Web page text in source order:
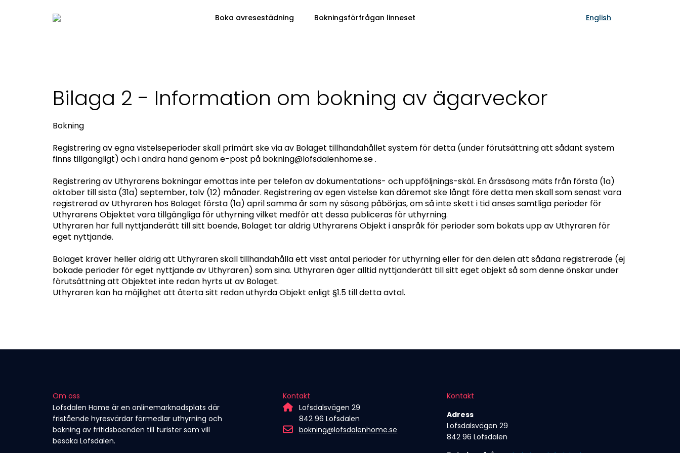
Boka avresestädning Bokningsförfrågan linneset English
Bilaga 2 - Information om bokning av ägarveckor
Bokning
Registrering av egna vistelseperioder skall primärt ske via av Bolaget tillhandahållet system för detta (under förutsättning att sådant system
finns tillgängligt) och i andra hand genom e-post på bokning@lofsdalenhome.se .
Registrering av Uthyrarens bokningar emottas inte per telefon av dokumentations- och uppföljnings-skäl. En årssäsong mäts från första (1a)
oktober till sista (31a) september, tolv (12) månader. Registrering av egen vistelse kan däremot ske långt före detta men skall som senast vara
registrerad av Uthyraren hos Bolaget första (1a) april samma år som ny säsong påbörjas, om så inte skett i tid anses samtliga perioder för
Uthyrarens Objektet vara tillgängliga för uthyrning vilket medför att dessa publiceras för uthyrning.
Uthyraren har full nyttjanderätt till sitt boende, Bolaget tar aldrig Uthyrarens Objekt i anspråk för perioder som bokats upp av Uthyraren för
eget nyttjande.
Bolaget kräver heller aldrig att Uthyraren skall tillhandahålla ett visst antal perioder för uthyrning eller för den delen att sådana registrerade (ej
bokade perioder för eget nyttjande av Uthyraren) som sina. Uthyraren äger alltid nyttjanderätt till sitt eget objekt så som denne önskar under
förutsättning att Objektet inte redan hyrts ut av Bolaget.
Uthyraren kan ha möjlighet att återta sitt redan uthyrda Objekt enligt §1.5 till detta avtal.
Om oss
Lofsdalen Home är en onlinemarknadsplats där
fristående hyresvärdar förmedlar uthyrning och
bokning av fritidsboenden till turister som vill
besöka Lofsdalen.
Kontakt
Lofsdalsvägen 29
842 96 Lofsdalen
bokning@lofsdalenhome.se
Kontakt
Adress
Lofsdalsvägen 29
842 96 Lofsdalen